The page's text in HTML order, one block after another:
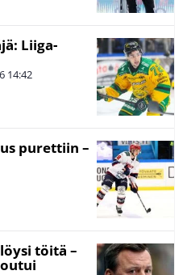
Liiga-
14:42
purettiin –
töitä –